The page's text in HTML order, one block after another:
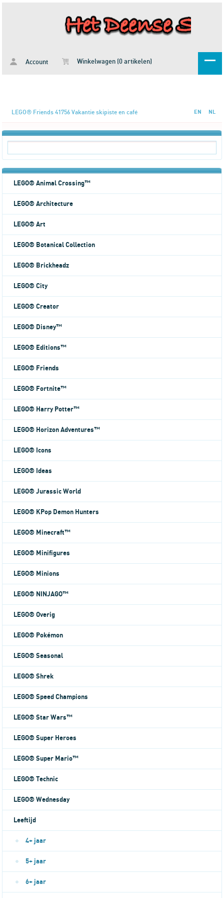
Account Winkelwagen (0 artikelen)
LEGO® Friends 41756 Vakantie skipiste en café EN NL
LEGO® Animal Crossing™
LEGO® Architecture
LEGO® Art
LEGO® Botanical Collection
LEGO® Brickheadz
LEGO® City
LEGO® Creator
LEGO® Disney™
LEGO® Editions™
LEGO® Friends
LEGO® Fortnite™
LEGO® Harry Potter™
LEGO® Horizon Adventures™
LEGO® Icons
LEGO® Ideas
LEGO® Jurassic World
LEGO® KPop Demon Hunters
LEGO® Minecraft™
LEGO® Minifigures
LEGO® Minions
LEGO® NINJAGO™
LEGO® Overig
LEGO® Pokémon
LEGO® Seasonal
LEGO® Shrek
LEGO® Speed Champions
LEGO® Star Wars™
LEGO® Super Heroes
LEGO® Super Mario™
LEGO® Technic
LEGO® Wednesday
Leeftijd
4+ jaar
5+ jaar
6+ jaar